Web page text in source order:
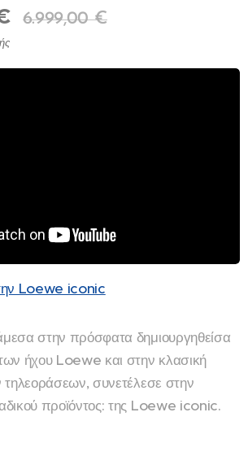
6.999,00€
Loewe iconic
στην πρόσφατα δημιουργηθείσα
ήχου Loewe και στην κλασική
τηλεοράσεων, συνετέλεσε στην
προϊόντος: της Loewe iconic.